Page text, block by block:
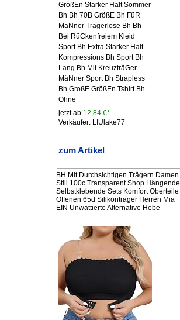
GrößEn Starker Halt Sommer
Bh Bh 70B GrößE Bh FüR
MäNner Tragerlose Bh Bh
Bei RüCkenfreiem Kleid
Sport Bh Extra Starker Halt
Kompressions Bh Sport Bh
Lang Bh Mit KreuzträGer
MäNner Sport Bh Strapless
Bh GroßE GrößEn Tshirt Bh
Ohne
jetzt ab 12,84 €*
Verkäufer: LIUlake77
zum Artikel
BH Mit Durchsichtigen Trägern Damen
Still 100c Transparent Shop Hängende
Selbstklebende Sets Komfort Oberteile
Offenen 65d Silikonträger Herren Mia
EIN Unwattierte Alternative Hebe